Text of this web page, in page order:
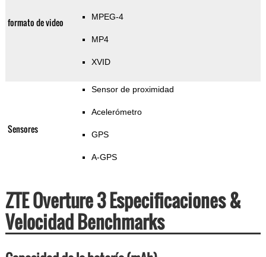
formato de video MPEG-4
MP4
XVID
Sensores
Sensor de proximidad
Acelerómetro
GPS
A-GPS
ZTE Overture 3 Especificaciones &
Velocidad Benchmarks